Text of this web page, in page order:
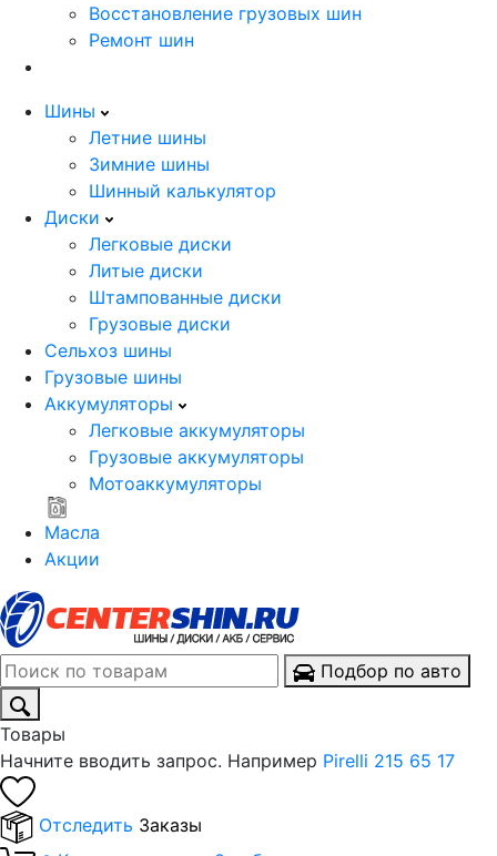
Восстановление грузовых шин
Ремонт шин
Шины
Летние шины
Зимние шины
Шинный калькулятор
Диски
Легковые диски
Литые диски
Штампованные диски
Грузовые диски
Сельхоз шины
Грузовые шины
Аккумуляторы
Легковые аккумуляторы
Грузовые аккумуляторы
Мотоаккумуляторы
Масла
Акции
Подбор по авто
Товары
Начните вводить запрос. Например Pirelli 215 65 17
Отследить Заказы